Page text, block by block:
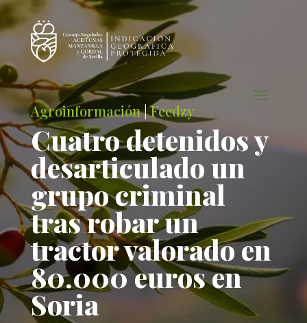
Agroinformación|Feedzy
Cuatro detenidos y
desarticulado un
grupo criminal
tras robar un
tractor valorado en
80.000 euros en
Soria